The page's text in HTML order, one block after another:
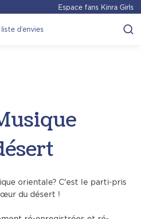
Espace fans Kinra Girls
liste d’envies
orientale? C'est le parti-pris
du désert !